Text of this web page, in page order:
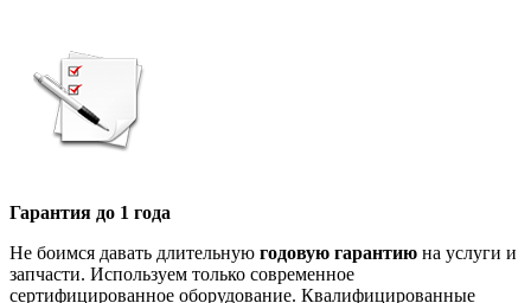
Гарантия до 1 года
Не боимся давать длительную годовую гарантию на услуги и
запчасти. Используем только современное
сертифицированное оборудование. Квалифицированные